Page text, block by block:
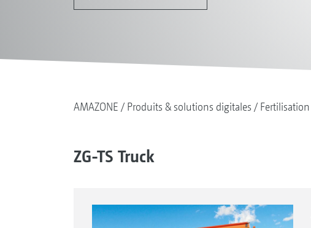
AMAZONE Produits & solutions digitales Fertilisation
ZG-TS Truck